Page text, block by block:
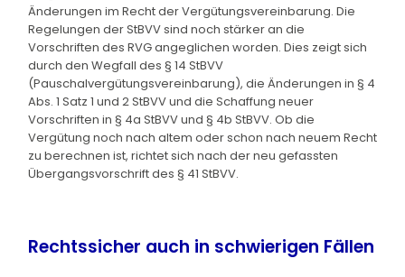
Änderungen im Recht der Vergütungsvereinbarung. Die
Regelungen der StBVV sind noch stärker an die
Vorschriften des RVG angeglichen worden. Dies zeigt sich
durch den Wegfall des § 14 StBVV
(Pauschalvergütungsvereinbarung), die Änderungen in § 4
Abs. 1 Satz 1 und 2 StBVV und die Schaffung neuer
Vorschriften in § 4a StBVV und § 4b StBVV. Ob die
Vergütung noch nach altem oder schon nach neuem Recht
zu berechnen ist, richtet sich nach der neu gefassten
Übergangsvorschrift des § 41 StBVV.
Rechtssicher auch in schwierigen Fällen